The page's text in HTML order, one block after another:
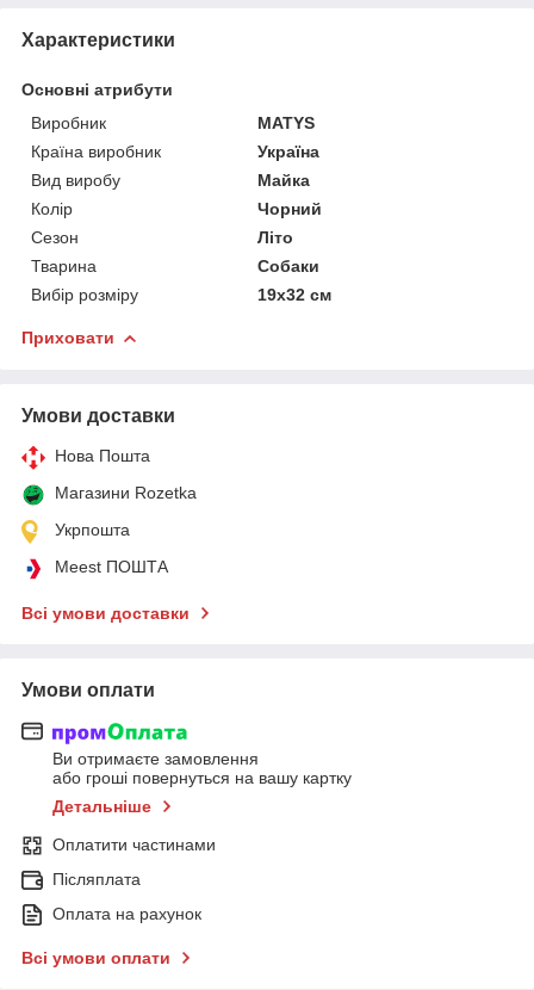
Характеристики
Основні атрибути
Виробник
MATYS
Країна виробник
Україна
Вид виробу
Майка
Колір
Чорний
Сезон
Літо
Тварина
Собаки
Вибір розміру
19х32 см
Приховати
Умови доставки
Нова Пошта
Магазини Rozetka
Укрпошта
Meest ПОШТА
Всі умови доставки
Умови оплати
Ви отримаєте замовлення
або гроші повернуться на вашу картку
Детальніше
Оплатити частинами
Післяплата
Оплата на рахунок
Всі умови оплати